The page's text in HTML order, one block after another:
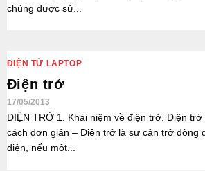
chúng được sử...
ĐIỆN TỬ LAPTOP
Điện trở
17/05/2013
ĐIỆN TRỞ 1. Khái niệm về điện trở. Điện trở
cách đơn giản – Điện trở là sự cản trở dòng
điện, nếu một...